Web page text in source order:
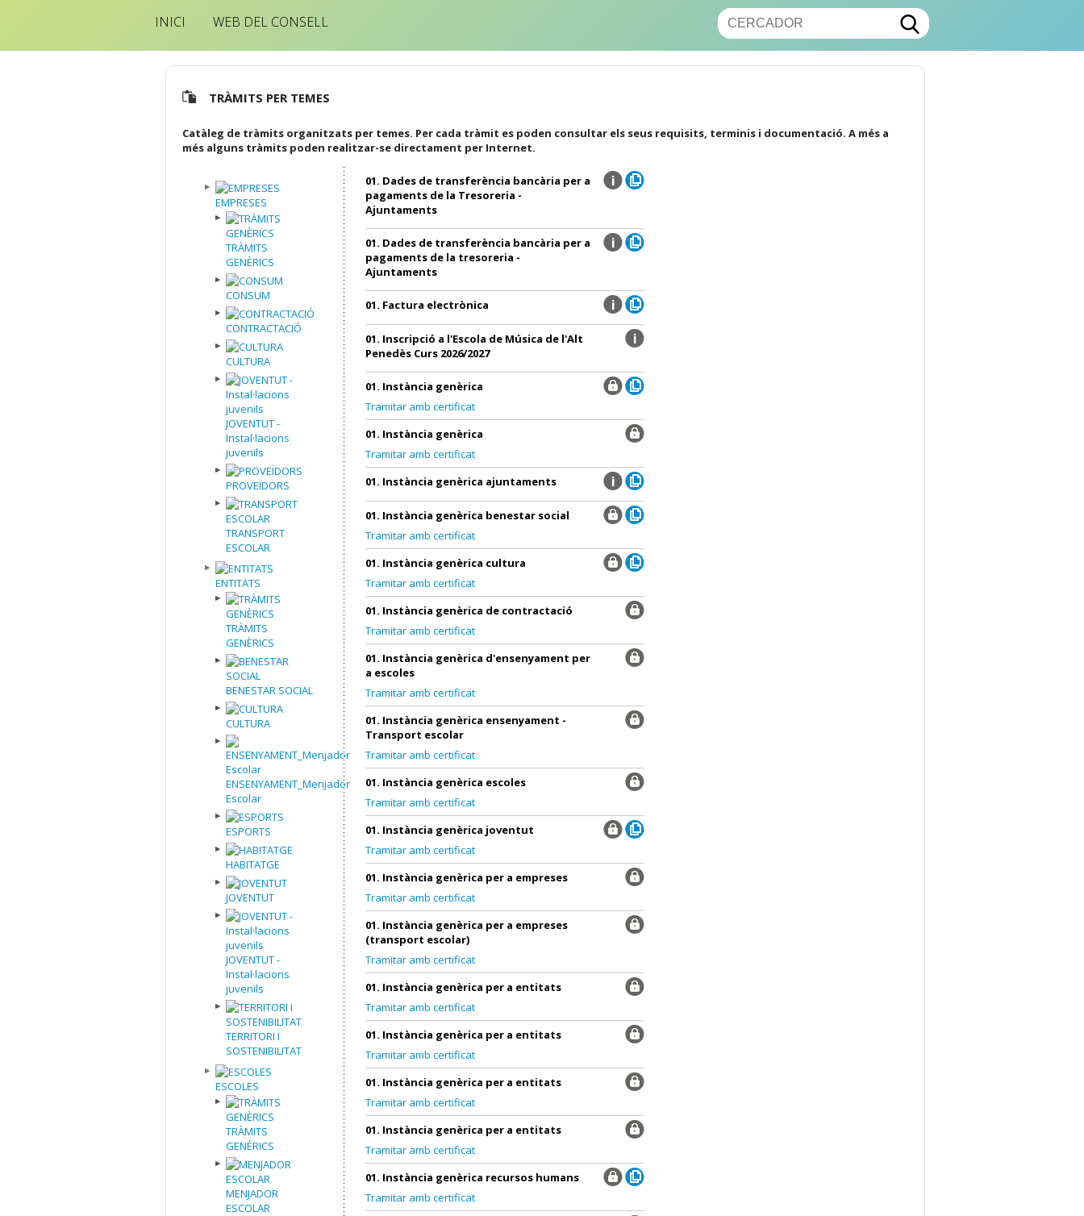
INICI WEB DEL CONSELL
TRÀMITS PER TEMES
Catàleg de tràmits organitzats per temes. Per cada tràmit es poden consultar els seus requisits, terminis i documentació. A més a
més alguns tràmits poden realitzar-se directament per Internet.
EMPRESES
TRÀMITS
GENÈRICS
CONSUM
CONTRACTACIÓ
CULTURA
JOVENTUT -
Instal·lacions
juvenils
PROVEÏDORS
TRANSPORT
ESCOLAR
ENTITATS
TRÀMITS
GENÈRICS
BENESTAR SOCIAL
CULTURA
ENSENYAMENT_Menjador
Escolar
ESPORTS
HABITATGE
JOVENTUT
JOVENTUT -
Instal·lacions
juvenils
TERRITORI I
SOSTENIBILITAT
ESCOLES
TRÀMITS
GENÈRICS
MENJADOR
ESCOLAR
01. Dades de transferència bancària per a
pagaments de la Tresoreria -
Ajuntaments
01. Dades de transferència bancària per a
pagaments de la tresoreria -
Ajuntaments
01. Factura electrònica
01. Inscripció a l'Escola de Música de l'Alt
Penedès Curs 2026/2027
01. Instància genèrica
Tramitar amb certificat
01. Instància genèrica
Tramitar amb certificat
01. Instància genèrica ajuntaments
01. Instància genèrica benestar social
Tramitar amb certificat
01. Instància genèrica cultura
Tramitar amb certificat
01. Instància genèrica de contractació
Tramitar amb certificat
01. Instància genèrica d'ensenyament per
a escoles
Tramitar amb certificat
01. Instància genèrica ensenyament -
Transport escolar
Tramitar amb certificat
01. Instància genèrica escoles
Tramitar amb certificat
01. Instància genèrica joventut
Tramitar amb certificat
01. Instància genèrica per a empreses
Tramitar amb certificat
01. Instància genèrica per a empreses
(transport escolar)
Tramitar amb certificat
01. Instància genèrica per a entitats
Tramitar amb certificat
01. Instància genèrica per a entitats
Tramitar amb certificat
01. Instància genèrica per a entitats
Tramitar amb certificat
01. Instància genèrica per a entitats
Tramitar amb certificat
01. Instància genèrica recursos humans
Tramitar amb certificat